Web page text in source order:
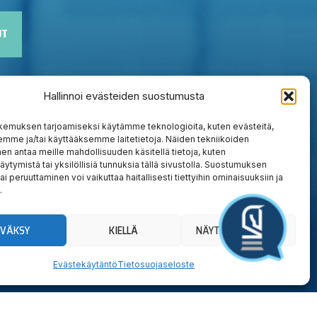
Hallinnoi evästeiden suostumusta
tarjoamiseksi käytämme teknologioita, kuten evästeitä,
ja/tai käyttääksemme laitetietoja. Näiden tekniikoiden
antaa meille mahdollisuuden käsitellä tietoja, kuten
tai yksilöllisiä tunnuksia tällä sivustolla. Suostumuksen
peruuttaminen voi vaikuttaa haitallisesti tiettyihin ominaisuuksiin ja
KIELLÄ NÄYTÄ ASETUKSET
EvästekäytäntöTietosuojaseloste